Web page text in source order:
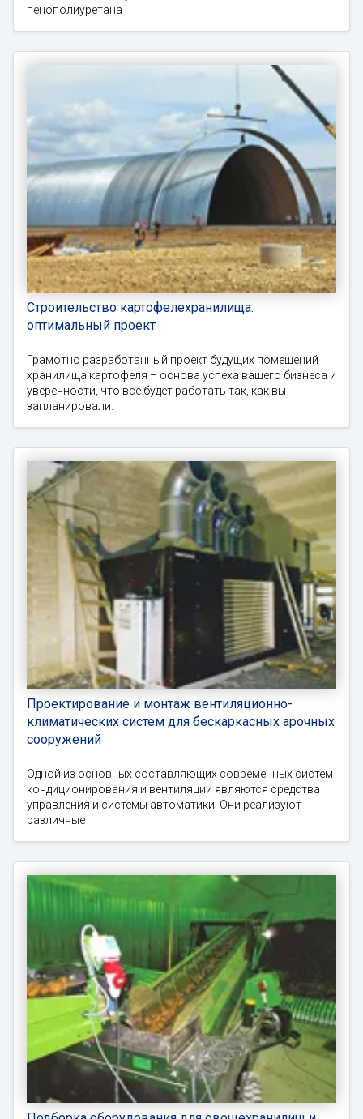
пенополиуретана
Строительство картофелехранилища:
оптимальный проект
Грамотно разработанный проект будущих помещений
хранилища картофеля – основа успеха вашего бизнеса и
уверенности, что все будет работать так, как вы
запланировали.
Проектирование и монтаж вентиляционно-
климатических систем для бескаркасных арочных
сооружений
Одной из основных составляющих современных систем
кондиционирования и вентиляции являются средства
управления и системы автоматики. Они реализуют
различные